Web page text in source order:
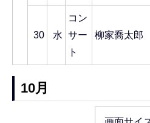
30 水
コン
サー
ト
柳家喬太郎
10月